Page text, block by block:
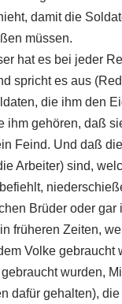
damit die
müssen.
hat es bei jeder
spricht es aus
die ihm den
ihm gehören, daß
Feind. Und daß
Arbeiter) sind,
Brüder oder gar
früheren Zeiten,
Volke gebraucht
wurden,
dafür gehalten),